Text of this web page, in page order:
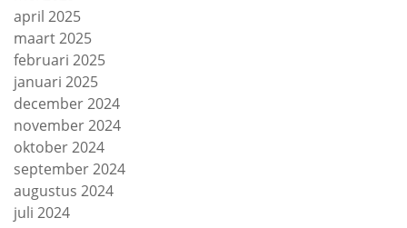
april 2025
maart 2025
februari 2025
januari 2025
december 2024
november 2024
oktober 2024
september 2024
augustus 2024
juli 2024